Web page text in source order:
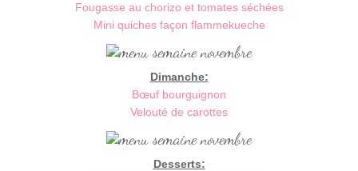
Fougasse au chorizo et tomates séchées
Mini quiches façon flammekueche
Dimanche:
Bœuf bourguignon
Velouté de carottes
Desserts: